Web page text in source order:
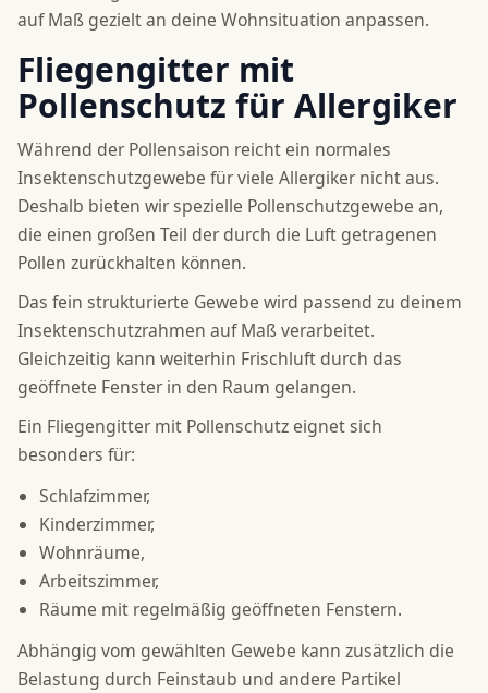
auf Maß gezielt an deine Wohnsituation anpassen.
Fliegengitter mit
Pollenschutz für Allergiker
Während der Pollensaison reicht ein normales
Insektenschutzgewebe für viele Allergiker nicht aus.
Deshalb bieten wir spezielle Pollenschutzgewebe an,
die einen großen Teil der durch die Luft getragenen
Pollen zurückhalten können.
Das fein strukturierte Gewebe wird passend zu deinem
Insektenschutzrahmen auf Maß verarbeitet.
Gleichzeitig kann weiterhin Frischluft durch das
geöffnete Fenster in den Raum gelangen.
Ein Fliegengitter mit Pollenschutz eignet sich
besonders für:
Schlafzimmer,
Kinderzimmer,
Wohnräume,
Arbeitszimmer,
Räume mit regelmäßig geöffneten Fenstern.
Abhängig vom gewählten Gewebe kann zusätzlich die
Belastung durch Feinstaub und andere Partikel